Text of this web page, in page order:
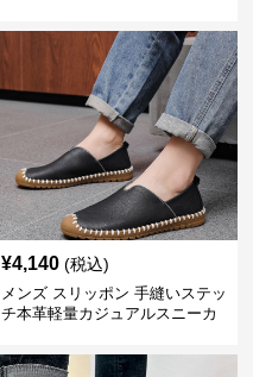
¥4,140 (税込)
メンズ スリッポン 手縫いステッ
チ本革軽量カジュアルスニーカ